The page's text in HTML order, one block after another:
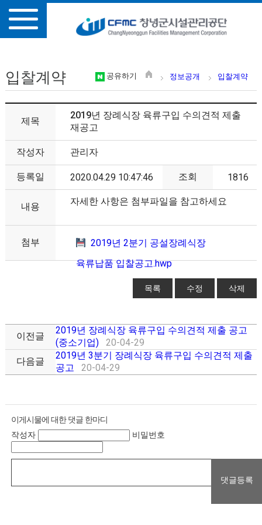
입찰계약 정보공개 입찰계약
공유하기
제목
2019년 장례식장 육류구입 수의견적 제출
재공고
작성자 관리자
등록일 2020.04.29 10:47:46 조회 1816
내용 자세한 사항은 첨부파일을 참고하세요
첨부
2019년 2분기 공설장례식장
육류납품 입찰공고.hwp
목록 수정 삭제
이전글
2019년 장례식장 육류구입 수의견적 제출 공고
(중소기업)
20-04-29
다음글
2019년 3분기 장례식장 육류구입 수의견적 제출
공고
20-04-29
이게시물에 대한 댓글 한마디
작성자
비밀번호
댓글등록